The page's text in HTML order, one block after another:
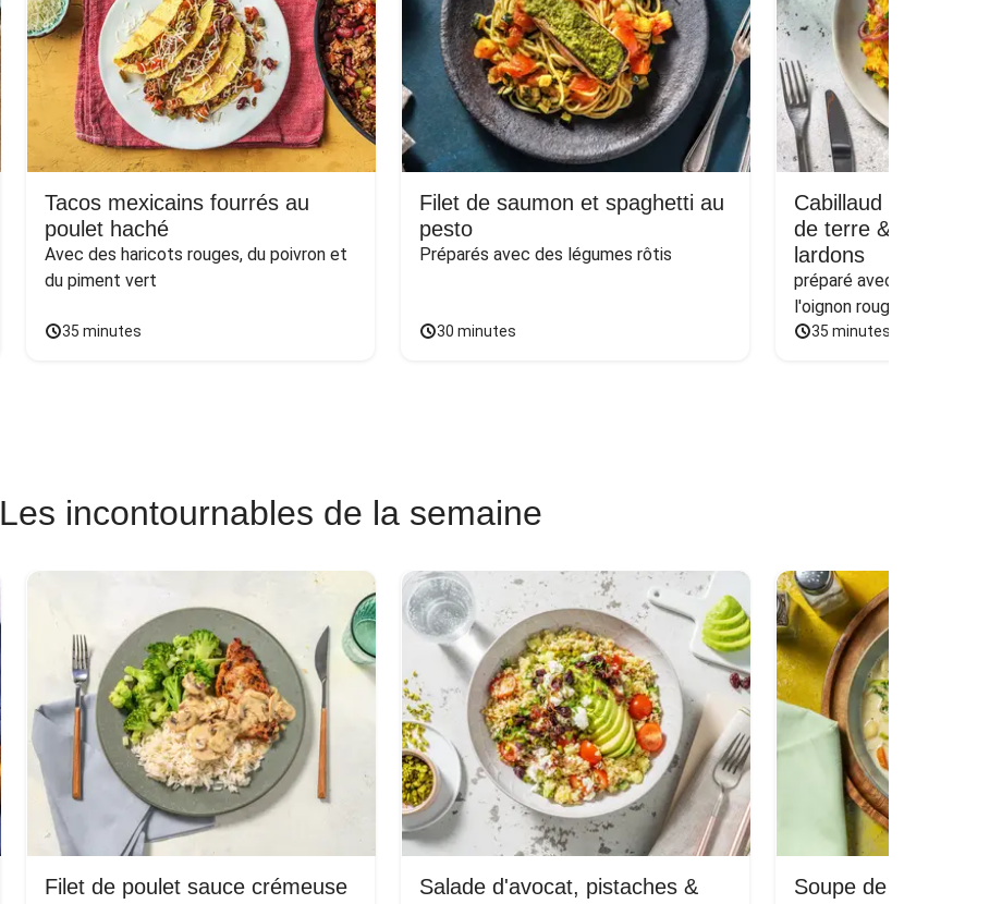
Tacos mexicains fourrés au
poulet haché
Avec des haricots rouges, du poivron et
du piment vert
35 minutes
Filet de saumon et spaghetti au
pesto
Préparés avec des légumes rôtis
30 minutes
Cabillaud et purée
de terre & patate
lardons
préparé avec du poireau
l'oignon rouge poêlé et du
35 minutes
Les incontournables de la semaine
Filet de poulet sauce crémeuse
Salade d'avocat, pistaches &
Soupe de poulet &